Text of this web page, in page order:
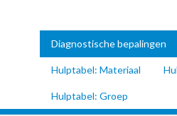
Diagnostische bepalingen
Hulptabel: Materiaal
Hulptabel: Groep